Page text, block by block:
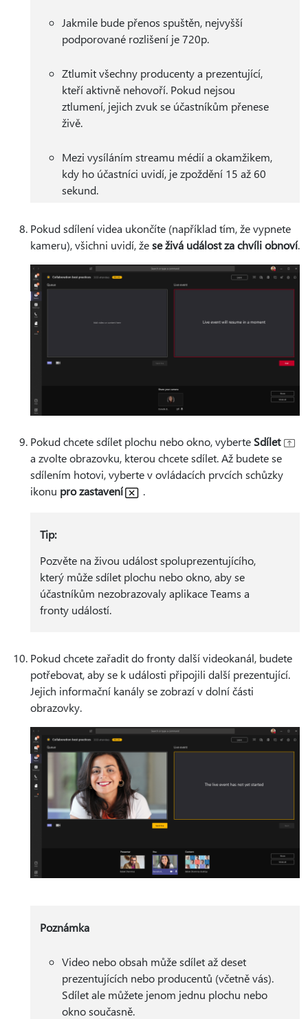
Jakmile bude přenos spuštěn, nejvyšší
podporované rozlišení je 720p.
Ztlumit všechny producenty a prezentující,
kteří aktivně nehovoří. Pokud nejsou
ztlumení, jejich zvuk se účastníkům přenese
živě.
Mezi vysíláním streamu médií a okamžikem,
kdy ho účastníci uvidí, je zpoždění 15 až 60
sekund.
Pokud sdílení videa ukončíte (například tím, že vypnete
kameru), všichni uvidí, žese živá událost za chvíli obnoví.
Pokud chcete sdílet plochu nebo okno, vyberte Sdílet
a zvolte obrazovku, kterou chcete sdílet. Až budete se
sdílením hotovi, vyberte v ovládacích prvcích schůzky
ikonu pro zastavení .
Tip:
Pozvěte na živou událost spoluprezentujícího,
který může sdílet plochu nebo okno, aby se
účastníkům nezobrazovaly aplikace Teams a
fronty událostí.
Pokud chcete zařadit do fronty další videokanál, budete
potřebovat, aby se k události připojili další prezentující.
Jejich informační kanály se zobrazí v dolní části
obrazovky.
Poznámka
Video nebo obsah může sdílet až deset
prezentujících nebo producentů (včetně vás).
Sdílet ale můžete jenom jednu plochu nebo
okno současně.